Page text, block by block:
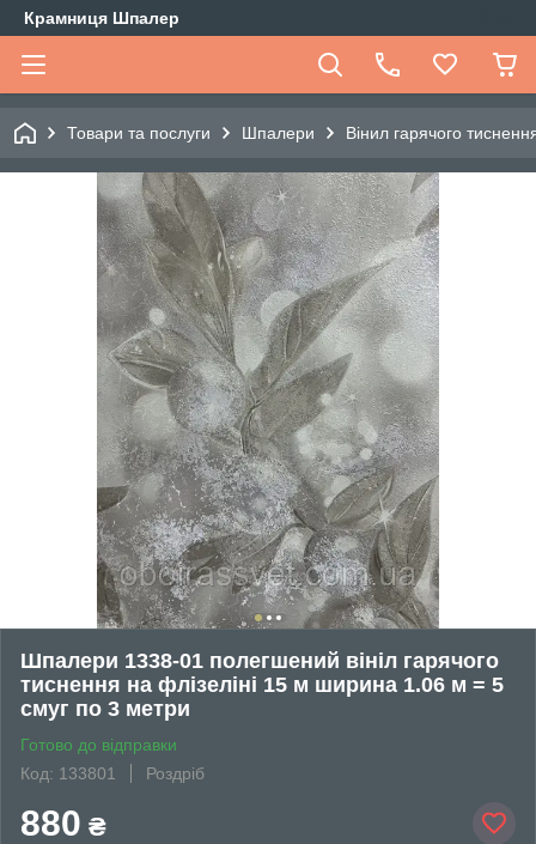
Крамниця Шпалер
Товари та послуги Шпалери Вінил гарячого
Шпалери 1338-01 полегшений вініл гарячого
тиснення на флізеліні 15 м ширина 1.06 м = 5
смуг по 3 метри
Готово до відправки
Код: 133801
Роздріб
880 ₴